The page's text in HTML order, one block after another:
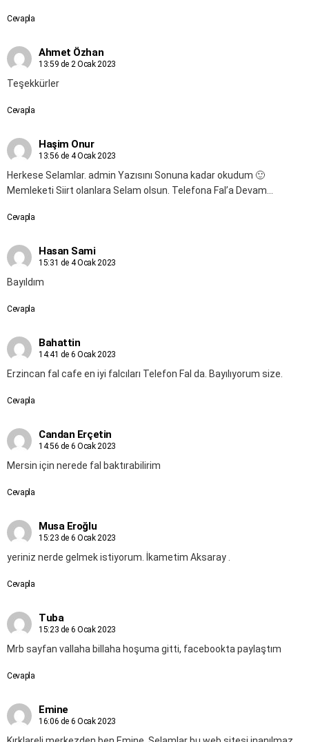
Cevapla
Ahmet Özhan
13:59 de 2 Ocak 2023
Teşekkürler
Cevapla
Haşim Onur
13:56 de 4 Ocak 2023
Herkese Selamlar. admin Yazısını Sonuna kadar okudum 🙂
Memleketi Siirt olanlara Selam olsun. Telefona Fal’a Devam…
Cevapla
Hasan Sami
15:31 de 4 Ocak 2023
Bayıldım
Cevapla
Bahattin
14:41 de 6 Ocak 2023
Erzincan fal cafe en iyi falcıları Telefon Fal da. Bayılıyorum size.
Cevapla
Candan Erçetin
14:56 de 6 Ocak 2023
Mersin için nerede fal baktırabilirim
Cevapla
Musa Eroğlu
15:23 de 6 Ocak 2023
yeriniz nerde gelmek istiyorum. İkametim Aksaray .
Cevapla
Tuba
15:23 de 6 Ocak 2023
Mrb sayfan vallaha billaha hoşuma gitti, facebookta paylaştım
Cevapla
Emine
16:06 de 6 Ocak 2023